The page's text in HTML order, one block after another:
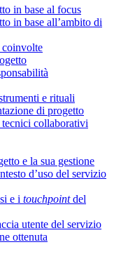
in base al focus
in base all’ambito di
coinvolte
e rituali
di progetto
collaborativi
e la sua gestione
d’uso del servizio
e i touchpointdel
utente del servizio
ottenuta